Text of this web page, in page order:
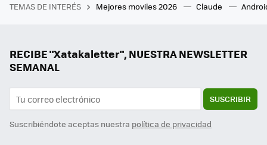
TEMAS DE INTERÉS Mejores moviles 2026 Claude
RECIBE "Xatakaletter", NUESTRA NEWSLETTER
SEMANAL
SUSCRIBIR
Suscribiéndote aceptas nuestra política de privacidad